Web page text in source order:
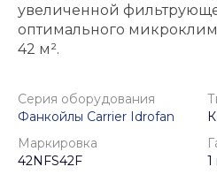
увеличенной
оптимального
42 м².
Серия оборудования
Фанкойлы Carrier Idrofan
Маркировка
42NFS42F
1